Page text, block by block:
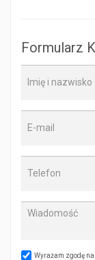
Formularz
Wyrażam zgodę